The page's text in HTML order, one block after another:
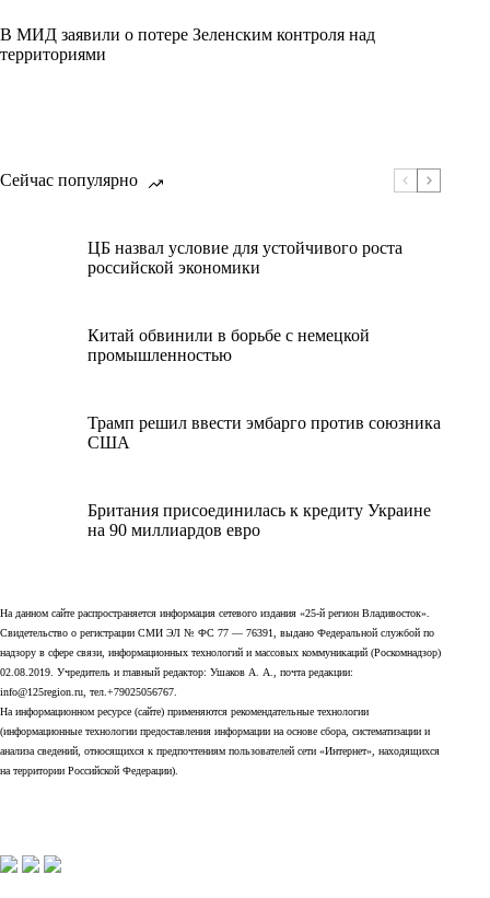
В МИД заявили о потере Зеленским контроля над
территориями
Сейчас популярно
ЦБ назвал условие для устойчивого роста
российской экономики
Китай обвинили в борьбе с немецкой
промышленностью
Трамп решил ввести эмбарго против союзника
США
Британия присоединилась к кредиту Украине
на 90 миллиардов евро
На данном сайте распространяется информация сетевого издания «25-й регион Владивосток».
Свидетельство о регистрации СМИ ЭЛ № ФС 77 — 76391, выдано Федеральной службой по
надзору в сфере связи, информационных технологий и массовых коммуникаций (Роскомнадзор)
02.08.2019. Учредитель и главный редактор: Ушаков А. А., почта редакции:
info@125region.ru, тел.+79025056767.
На информационном ресурсе (сайте) применяются рекомендательные технологии
(информационные технологии предоставления информации на основе сбора, систематизации и
анализа сведений, относящихся к предпочтениям пользователей сети «Интернет», находящихся
на территории Российской Федерации).